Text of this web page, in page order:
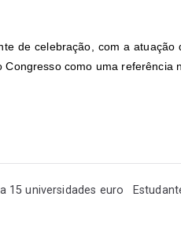
de celebração, com a
Congresso como uma
15 universidades euro